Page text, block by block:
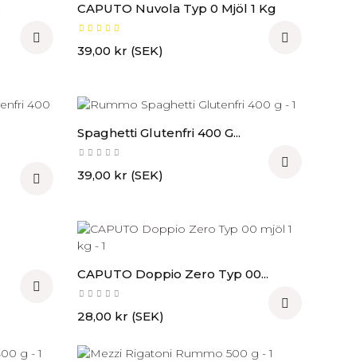

CAPUTO Nuvola Typ 0 Mjöl 1 Kg
Pris
39,00 kr (SEK)


Spaghetti Glutenfri 400 G...
Pris
39,00 kr (SEK)


CAPUTO Doppio Zero Typ 00...
Pris
28,00 kr (SEK)
